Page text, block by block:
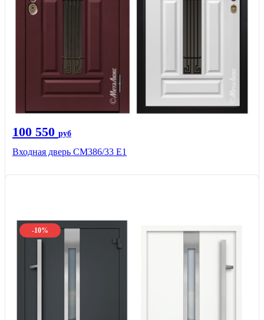
100 550 руб
Входная дверь СМ386/33 Е1
-10%